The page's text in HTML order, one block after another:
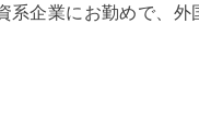
系企業にお勤めで、